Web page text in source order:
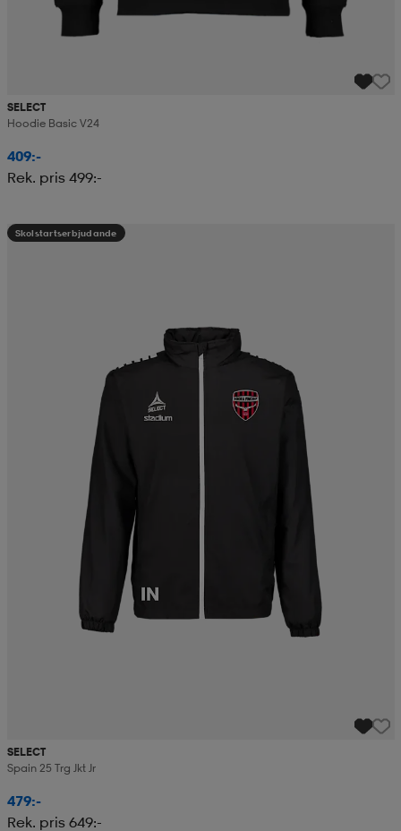
SELECT
Hoodie Basic V24
409:-
Rek. pris 499:-
Skolstartserbjudande
SELECT
Spain 25 Trg Jkt Jr
479:-
Rek. pris 649:-